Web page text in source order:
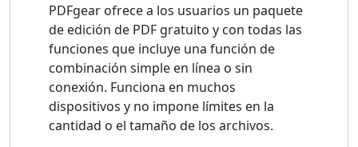
PDFgear ofrece a los usuarios un paquete
de edición de PDF gratuito y con todas las
funciones que incluye una función de
combinación simple en línea o sin
conexión. Funciona en muchos
dispositivos y no impone límites en la
cantidad o el tamaño de los archivos.